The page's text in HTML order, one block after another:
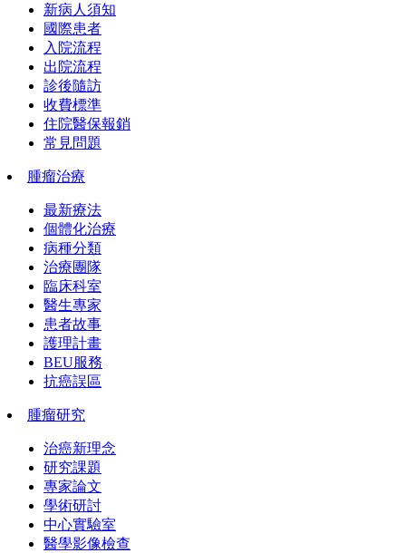
新病人須知
國際患者
入院流程
出院流程
診後隨訪
收費標準
住院醫保報銷
常見問題
腫瘤治療
最新療法
個體化治療
病種分類
治療團隊
臨床科室
醫生專家
患者故事
護理計畫
BEU服務
抗癌誤區
腫瘤研究
治癌新理念
研究課題
專家論文
學術研討
中心實驗室
醫學影像檢查